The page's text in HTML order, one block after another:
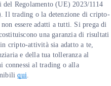
del Regolamento (UE) 2023/1114
Il trading o la detenzione di cripto-
essere adatti a tutti. Si prega di
una garanzia di risultati
cripto-attività sia adatto a te,
e della tua tolleranza al
al trading o alla
qui.